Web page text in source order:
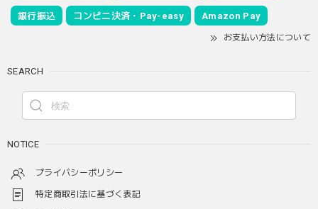
銀行振込 コンビニ決済・Pay-easy Amazon Pay
お支払い方法について
SEARCH
NOTICE
プライバシーポリシー
特定商取引法に基づく表記